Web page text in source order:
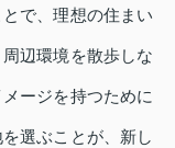
で、理想の住まい
辺環境を散歩しな
ージを持つために
選ぶことが、新し